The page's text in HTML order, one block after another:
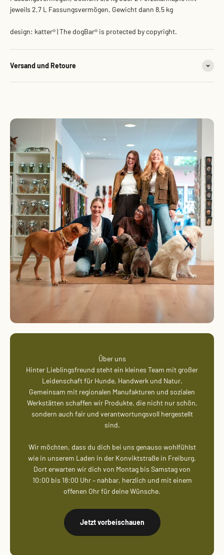
jeweils 2,7 L Fassungsvermögen, Gewicht dann 8,5 kg
design: katter® | The dogBar® is protected by copyright.
Versand und Retoure
Über uns
Hinter Lieblingsfreund steht ein kleines Team mit großer
Leidenschaft für Hunde, Handwerk und Natur.
Gemeinsam mit regionalen Manufakturen und sozialen
Werkstätten schaffen wir Produkte, die nicht nur schön,
sondern auch fair und verantwortungsvoll hergestellt
sind.
Wir möchten, dass du dich bei uns genauso wohlfühlst
wie in unserem Laden in der Konviktstraße in Freiburg.
Dort erwarten wir dich von Montag bis Samstag von
10:00 bis 18:00 Uhr – nahbar, herzlich und mit einem
offenen Ohr für deine Wünsche.
Jetzt vorbeischauen